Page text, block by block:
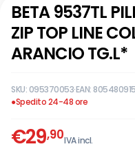
BETA 9537TL
ZIP TOP LINE
ARANCIO TG.L*
SKU:095370053·EAN:
●Spedito 24-48 ore
€29,90IVA incl.